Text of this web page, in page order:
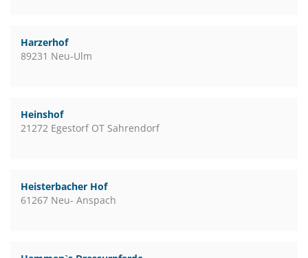
Harzerhof
89231 Neu-Ulm
Heinshof
21272 Egestorf OT Sahrendorf
Heisterbacher Hof
61267 Neu- Anspach